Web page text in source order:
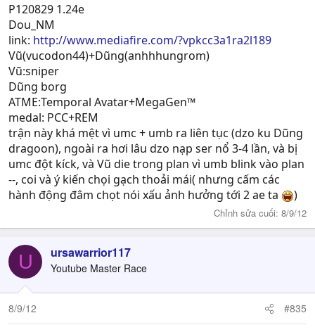
P120829 1.24e
Dou_NM
link: http://www.mediafire.com/?vpkcc3a1ra2l189
Vũ(vucodon44)+Dũng(anhhhungrom)
Vũ:sniper
Dũng borg
ATME:Temporal Avatar+MegaGen™
medal: PCC+REM
trận này khá mệt vì umc + umb ra liên tục (dzo ku Dũng
dragoon), ngoài ra hơi lâu dzo nạp ser nổ 3-4 lần, và bị
umc đột kíck, và Vũ die trong plan vì umb blink vào plan
--, coi và ý kiến chọi gạch thoải mái( nhưng cấm các
hành động đâm chọt nói xấu ảnh hưởng tới 2 ae ta
)
Chỉnh sửa cuối: 8/9/12
U ursawarrior117
Youtube Master Race
8/9/12 #835